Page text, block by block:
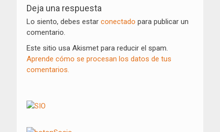
de
entradas
Deja una respuesta
Lo siento, debes estar conectado para publicar un
comentario.
Este sitio usa Akismet para reducir el spam.
Aprende cómo se procesan los datos de tus
comentarios.